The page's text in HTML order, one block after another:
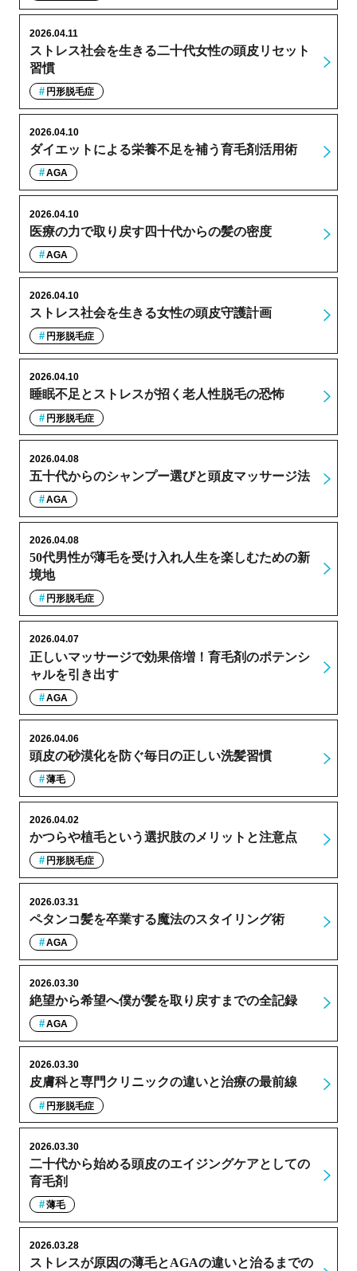
ストレス社会を生きる二十代女性の頭皮リセット
習慣
2026.04.11
円形脱毛症
ダイエットによる栄養不足を補う育毛剤活用術
2026.04.10
AGA
医療の力で取り戻す四十代からの髪の密度
2026.04.10
AGA
ストレス社会を生きる女性の頭皮守護計画
2026.04.10
円形脱毛症
睡眠不足とストレスが招く老人性脱毛の恐怖
2026.04.10
円形脱毛症
五十代からのシャンプー選びと頭皮マッサージ法
2026.04.08
AGA
50代男性が薄毛を受け入れ人生を楽しむための新
境地
2026.04.08
円形脱毛症
正しいマッサージで効果倍増！育毛剤のポテンシ
ャルを引き出す
2026.04.07
AGA
頭皮の砂漠化を防ぐ毎日の正しい洗髪習慣
2026.04.06
薄毛
かつらや植毛という選択肢のメリットと注意点
2026.04.02
円形脱毛症
ペタンコ髪を卒業する魔法のスタイリング術
2026.03.31
AGA
絶望から希望へ僕が髪を取り戻すまでの全記録
2026.03.30
AGA
皮膚科と専門クリニックの違いと治療の最前線
2026.03.30
円形脱毛症
二十代から始める頭皮のエイジングケアとしての
育毛剤
2026.03.30
薄毛
ストレスが原因の薄毛とAGAの違いと治るまでの
2026.03.28